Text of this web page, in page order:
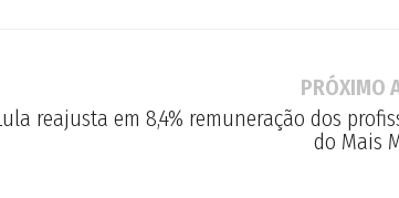
PRÓXIMO
reajusta em 8,4% remuneração dos
do Mais